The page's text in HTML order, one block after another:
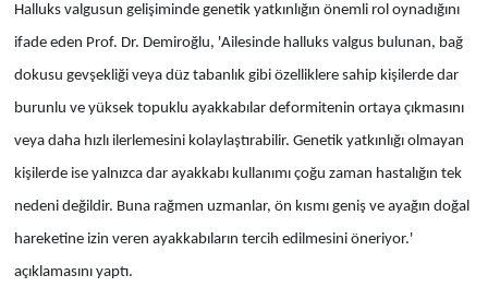
Halluks valgusun gelişiminde genetik yatkınlığın önemli rol oynadığını
ifade eden Prof. Dr. Demiroğlu, 'Ailesinde halluks valgus bulunan, bağ
dokusu gevşekliği veya düz tabanlık gibi özelliklere sahip kişilerde dar
burunlu ve yüksek topuklu ayakkabılar deformitenin ortaya çıkmasını
veya daha hızlı ilerlemesini kolaylaştırabilir. Genetik yatkınlığı olmayan
kişilerde ise yalnızca dar ayakkabı kullanımı çoğu zaman hastalığın tek
nedeni değildir. Buna rağmen uzmanlar, ön kısmı geniş ve ayağın doğal
hareketine izin veren ayakkabıların tercih edilmesini öneriyor.'
açıklamasını yaptı.